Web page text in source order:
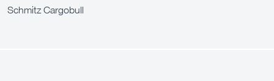
Schmitz Cargobull